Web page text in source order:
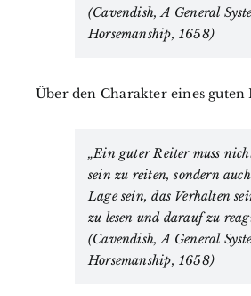
(Cavendish, A General
Horsemanship, 1658)
Über den Charakter eines guten
„Ein guter Reiter muss
sein zu reiten, sondern
Lage sein, das Verhalten
zu lesen und darauf zu
(Cavendish, A General
Horsemanship, 1658)